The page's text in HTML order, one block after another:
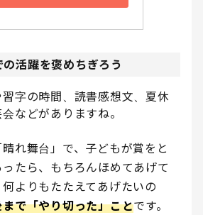
の活躍を褒めちぎろう
字の時間、読書感想文、夏休
などがありますね。
れ舞台」で、子どもが賞をと
たら、もちろんほめてあげて
よりもたたえてあげたいの
まで「やり切った」ことです。